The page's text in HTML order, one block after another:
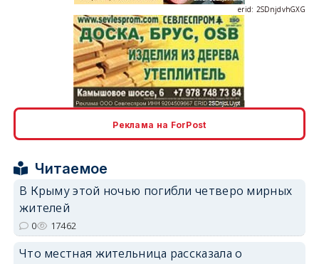
erid: 2SDnjcLUypt
erid: 2SDnjcrDNw6
Реклама на ForPost
Читаемое
В Крыму этой ночью погибли четверо мирных
жителей
0 17462
Что местная жительница рассказала о